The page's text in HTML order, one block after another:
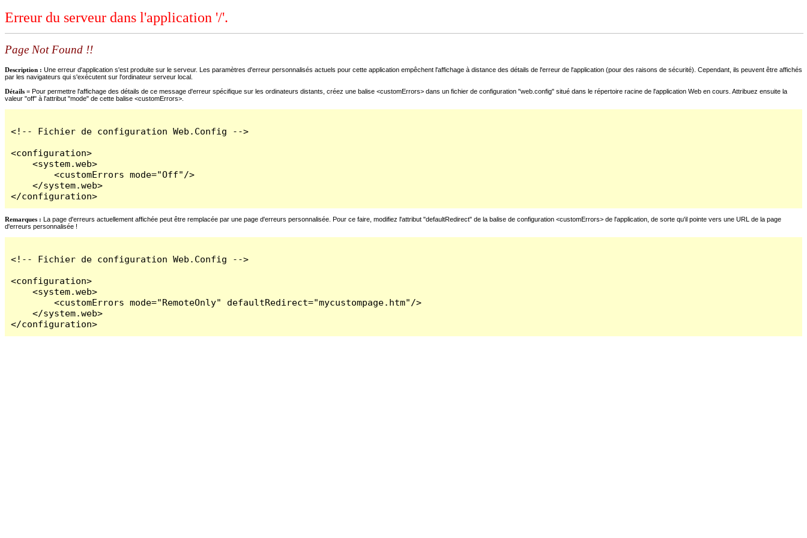
Erreur du serveur dans l'application '/'.
Page Not Found !!
Description : Une erreur d'application s'est produite sur le serveur. Les paramètres d'erreur personnalisés actuels pour cette application empêchent l'affichage à distance des détails de l'erreur de l'application (pour des raisons de sécurité). Cependant, ils peuvent être affichés
par les navigateurs qui s'exécutent sur l'ordinateur serveur local.
Détails = Pour permettre l'affichage des détails de ce message d'erreur spécifique sur les ordinateurs distants, créez une balise <customErrors> dans un fichier de configuration "web.config" situé dans le répertoire racine de l'application Web en cours. Attribuez ensuite la
valeur "off" à l'attribut "mode" de cette balise <customErrors>.
<!-- Fichier de configuration Web.Config -->
<configuration>
    <system.web>
        <customErrors mode="Off"/>
    </system.web>
</configuration>
Remarques : La page d'erreurs actuellement affichée peut être remplacée par une page d'erreurs personnalisée. Pour ce faire, modifiez l'attribut "defaultRedirect" de la balise de configuration <customErrors> de l'application, de sorte qu'il pointe vers une URL de la page
d'erreurs personnalisée !
<!-- Fichier de configuration Web.Config -->
<configuration>
    <system.web>
        <customErrors mode="RemoteOnly" defaultRedirect="mycustompage.htm"/>
    </system.web>
</configuration>